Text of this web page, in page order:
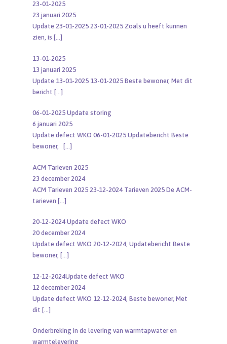
23-01-2025
23 januari 2025
Update 23-01-2025 23-01-2025 Zoals u heeft kunnen
zien, is […]
13-01-2025
13 januari 2025
Update 13-01-2025 13-01-2025 Beste bewoner, Met dit
bericht […]
06-01-2025 Update storing
6 januari 2025
Update defect WKO 06-01-2025 Updatebericht Beste
bewoner,
[…]
ACM Tarieven 2025
23 december 2024
ACM Tarieven 2025 23-12-2024 Tarieven 2025 De ACM-
tarieven […]
20-12-2024 Update defect WKO
20 december 2024
Update defect WKO 20-12-2024, Updatebericht Beste
bewoner, […]
12-12-2024Update defect WKO
12 december 2024
Update defect WKO 12-12-2024, Beste bewoner, Met
dit […]
Onderbreking in de levering van warmtapwater en
warmtelevering